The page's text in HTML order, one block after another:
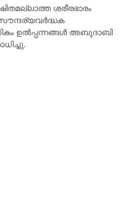
ശരീരഭാരം
ഉൽപ്പന്നങ്ങൾ അബുദാബി